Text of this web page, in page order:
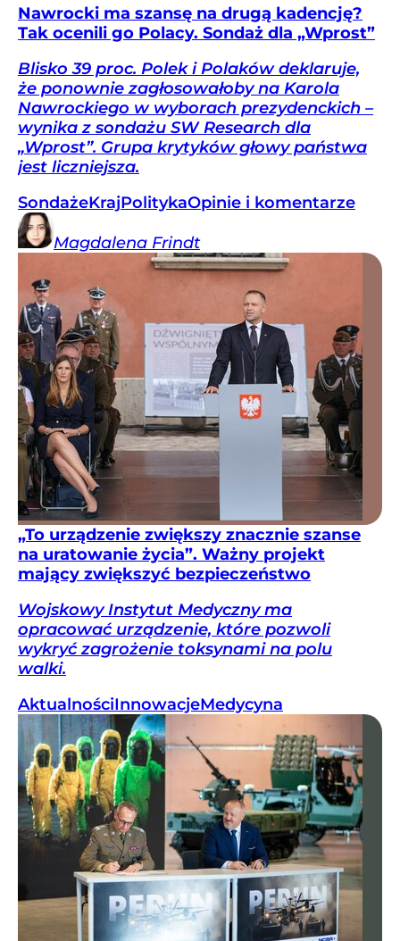
Nawrocki ma szansę na drugą kadencję?
Tak ocenili go Polacy. Sondaż dla „Wprost”
Blisko 39 proc. Polek i Polaków deklaruje,
że ponownie zagłosowałoby na Karola
Nawrockiego w wyborach prezydenckich –
wynika z sondażu SW Research dla
„Wprost”. Grupa krytyków głowy państwa
jest liczniejsza.
SondażeKrajPolitykaOpinie i komentarze
Magdalena Frindt
„To urządzenie zwiększy znacznie szanse
na uratowanie życia”. Ważny projekt
mający zwiększyć bezpieczeństwo
Wojskowy Instytut Medyczny ma
opracować urządzenie, które pozwoli
wykryć zagrożenie toksynami na polu
walki.
AktualnościInnowacjeMedycyna